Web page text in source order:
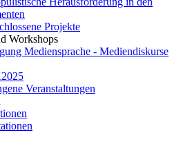
Projekte
Workshops
Mediensprache - Mediendiskurse
Veranstaltungen